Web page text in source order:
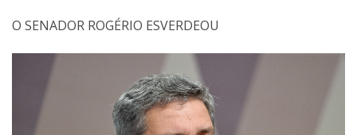
O SENADOR ROGÉRIO ESVERDEOU